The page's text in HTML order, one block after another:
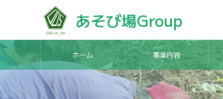
あそび場Group
ホーム 事業内容